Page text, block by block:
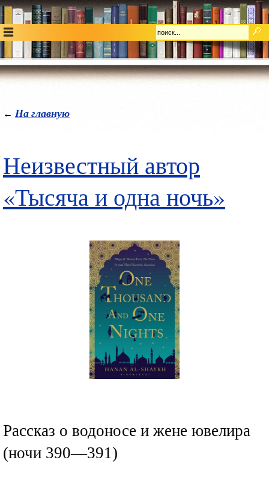
← На главную
Неизвестный автор
«Тысяча и одна ночь»
Рассказ о водоносе и жене ювелира
(ночи 390—391)